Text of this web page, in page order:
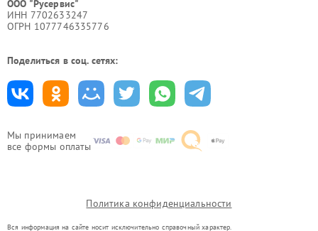
Мы принимаем
все формы оплаты
ООО "Русервис"
ИНН 7702633247
ОГРН 1077746335776
Поделиться в соц. сетях:
Политика конфиденциальности
Вся информация на сайте носит исключительно справочный характер.